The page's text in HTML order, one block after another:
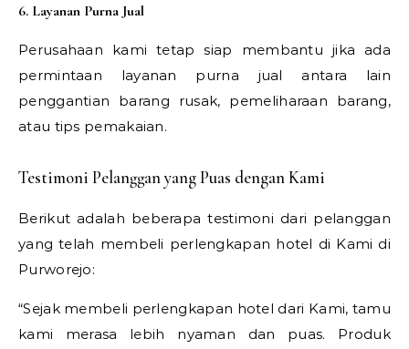
6. Layanan Purna Jual
Perusahaan kami tetap siap membantu jika ada
permintaan layanan purna jual antara lain
penggantian barang rusak, pemeliharaan barang,
atau tips pemakaian.
Testimoni Pelanggan yang Puas dengan Kami
Berikut adalah beberapa testimoni dari pelanggan
yang telah membeli perlengkapan hotel di Kami di
Purworejo:
“Sejak membeli perlengkapan hotel dari Kami, tamu
kami merasa lebih nyaman dan puas. Produk